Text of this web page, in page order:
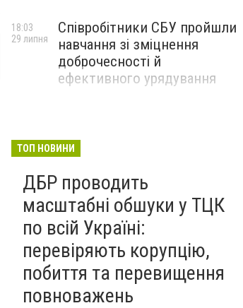
Співробітники СБУ пройшли
навчання зі зміцнення
доброчесності й
ефективного урядування
18:03
29 липня
війська: у CENTCOM
всіх ракет
ТОП НОВИНИ
ДБР проводить
масштабні обшуки у ТЦК
по всій Україні:
перевіряють корупцію,
побиття та перевищення
повноважень